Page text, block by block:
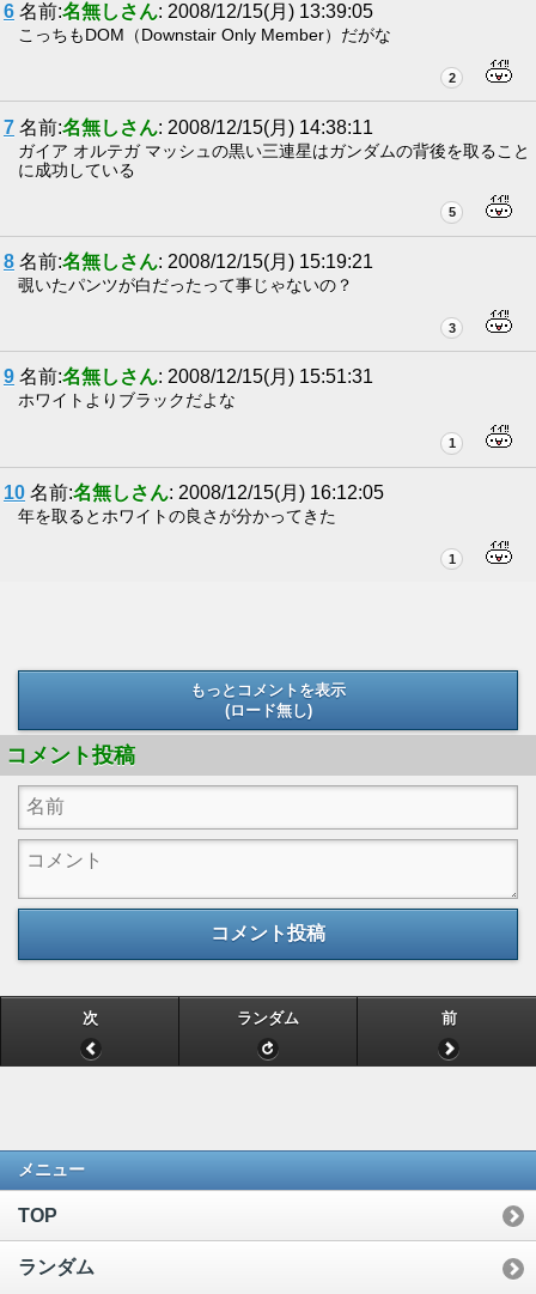
6 名前:名無しさん: 2008/12/15(月) 13:39:05
こっちもDOM（Downstair Only Member）だがな
2
7 名前:名無しさん: 2008/12/15(月) 14:38:11
ガイア オルテガ マッシュの黒い三連星はガンダムの背後を取ること
に成功している
5
8 名前:名無しさん: 2008/12/15(月) 15:19:21
覗いたパンツが白だったって事じゃないの？
3
9 名前:名無しさん: 2008/12/15(月) 15:51:31
ホワイトよりブラックだよな
1
10 名前:名無しさん: 2008/12/15(月) 16:12:05
年を取るとホワイトの良さが分かってきた
1
もっとコメントを表示
(ロード無し)
コメント投稿
コメント投稿
次 ランダム 前
メニュー
TOP
ランダム